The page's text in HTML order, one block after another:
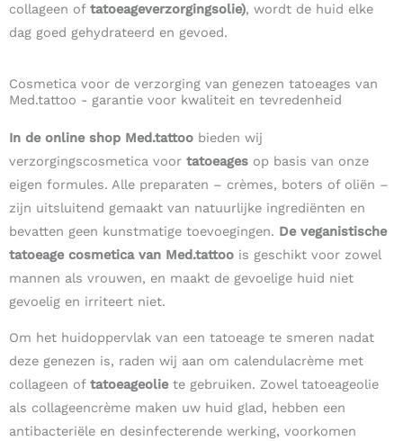
collageen of tatoeageverzorgingsolie), wordt de huid elke
dag goed gehydrateerd en gevoed.
Cosmetica voor de verzorging van genezen tatoeages van
Med.tattoo - garantie voor kwaliteit en tevredenheid
In de online shop Med.tattoo bieden wij
verzorgingscosmetica voor tatoeages op basis van onze
eigen formules. Alle preparaten – crèmes, boters of oliën –
zijn uitsluitend gemaakt van natuurlijke ingrediënten en
bevatten geen kunstmatige toevoegingen. De veganistische
tatoeage cosmetica van Med.tattoo is geschikt voor zowel
mannen als vrouwen, en maakt de gevoelige huid niet
gevoelig en irriteert niet.
Om het huidoppervlak van een tatoeage te smeren nadat
deze genezen is, raden wij aan om calendulacrème met
collageen of tatoeageoliete gebruiken. Zowel tatoeageolie
als collageencrème maken uw huid glad, hebben een
antibacteriële en desinfecterende werking, voorkomen